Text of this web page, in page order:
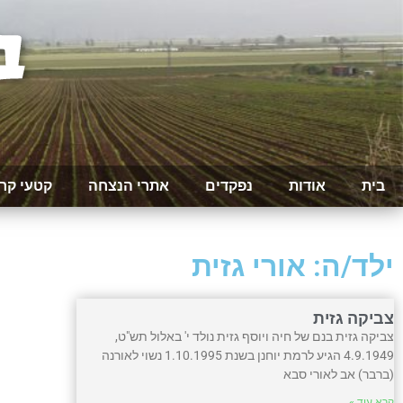
בית אודות נפקדים אתרי הנצחה קטעי
ילד/ה: אורי גזית
צביקה גזית
צביקה גזית בנם של חיה ויוסף גזית נולד י' באלול תש"ט,
4.9.1949 הגיע לרמת יוחנן בשנת 1.10.1995 נשוי לאורנה
(ברבר) אב לאורי סבא